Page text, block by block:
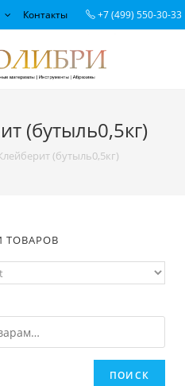
Контакты +7 (499) 550-30-33
(бутыль0,5кг)
(бутыль0,5кг)
ТОВАРОВ
ПОИСК